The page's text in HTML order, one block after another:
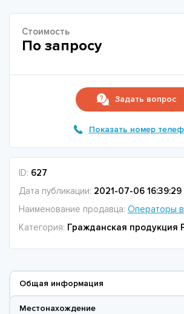
Стоимость
По запросу
Задать вопрос
Показать номер
ID: 627
Дата публикации: 2021-07-06 16:39:29
Наименование продавца: Операторы
Категория: Гражданская продукция
Общая информация
Местонахождение